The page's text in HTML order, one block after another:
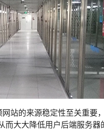
网站的来源稳定性至关重
大大降低用户后端服务器